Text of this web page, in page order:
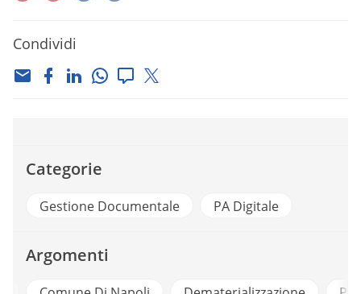
Condividi
Categorie
Gestione Documentale PA Digitale
Argomenti